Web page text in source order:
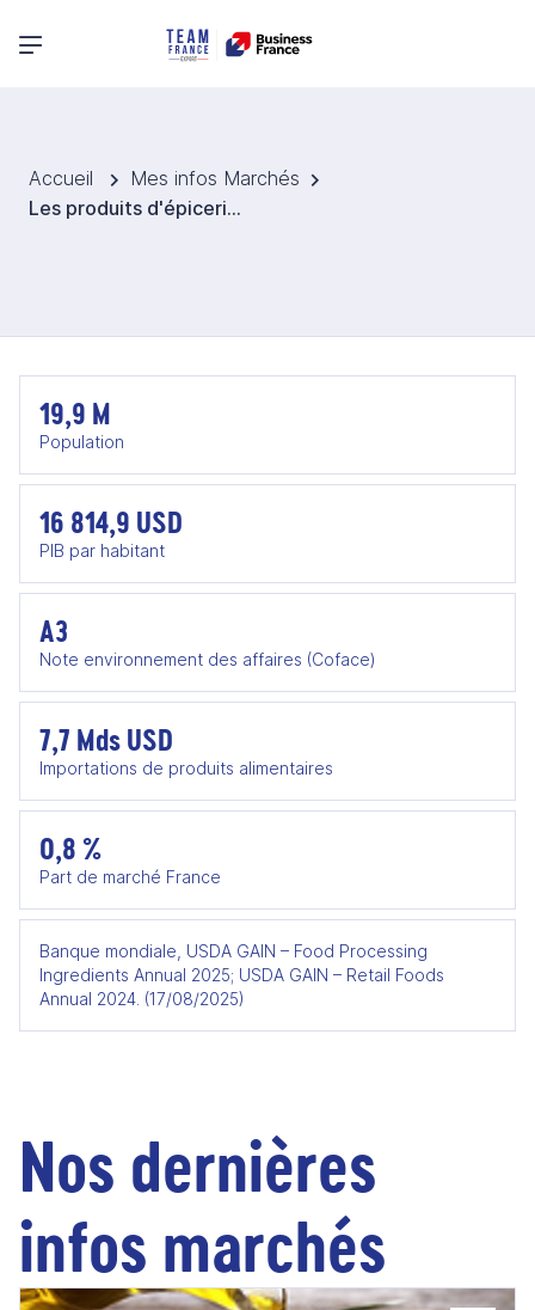
Menu principal
Accueil
Mes infos Marchés
Les produits d'épicerie et gourmets au Chili
19,9 M
Population
16 814,9 USD
PIB par habitant
A3
Note environnement des affaires (Coface)
7,7 Mds USD
Importations de produits alimentaires
0,8 %
Part de marché France
Banque mondiale, USDA GAIN – Food Processing
Ingredients Annual 2025; USDA GAIN – Retail Foods
Annual 2024. (17/08/2025)
Nos dernières
infos marchés